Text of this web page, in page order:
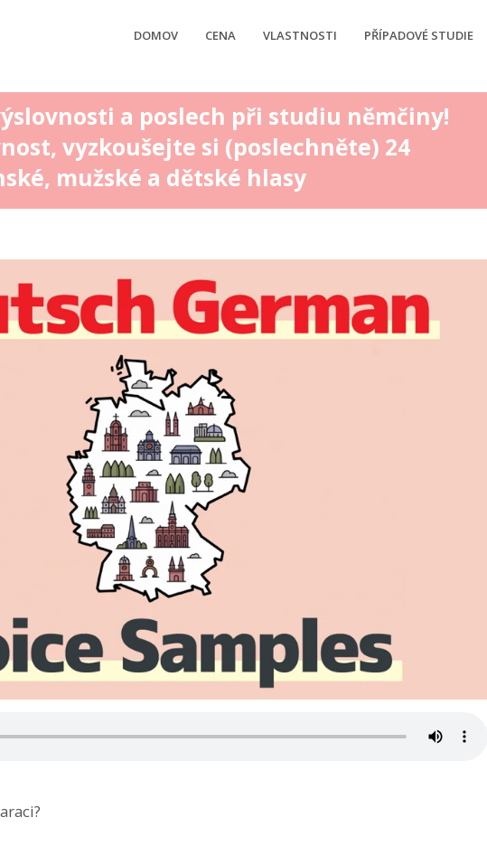
DOMOV CENA VLASTNOSTI PŘÍPADOVÉ STUDIE
a poslech při studiu němčiny!
vyzkoušejte si (poslechněte) 24
mužské a dětské hlasy